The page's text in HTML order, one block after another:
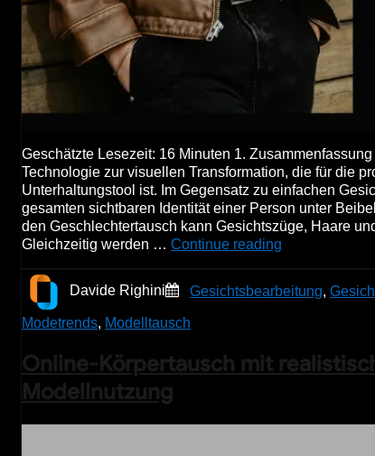
Geschätzte Lesezeit: 16 Minuten 1.
Technologie zur visuellen Transformation, die für die
Unterhaltungstool ist. Im Gegensatz zu einfachen
gesamten sichtbaren Identität einer Person unter
den Geschlechtertausch kann Gesichtszüge, Haare
Gleichzeitig werden … Continue reading
Davide Righini Gesichtsbearbeitung,
Modetrends, Modelltausch
Online-Körpertausch mit
Modellnutzung